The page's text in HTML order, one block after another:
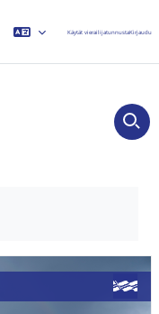
Käytät vierailijatunnustaKirjaudu